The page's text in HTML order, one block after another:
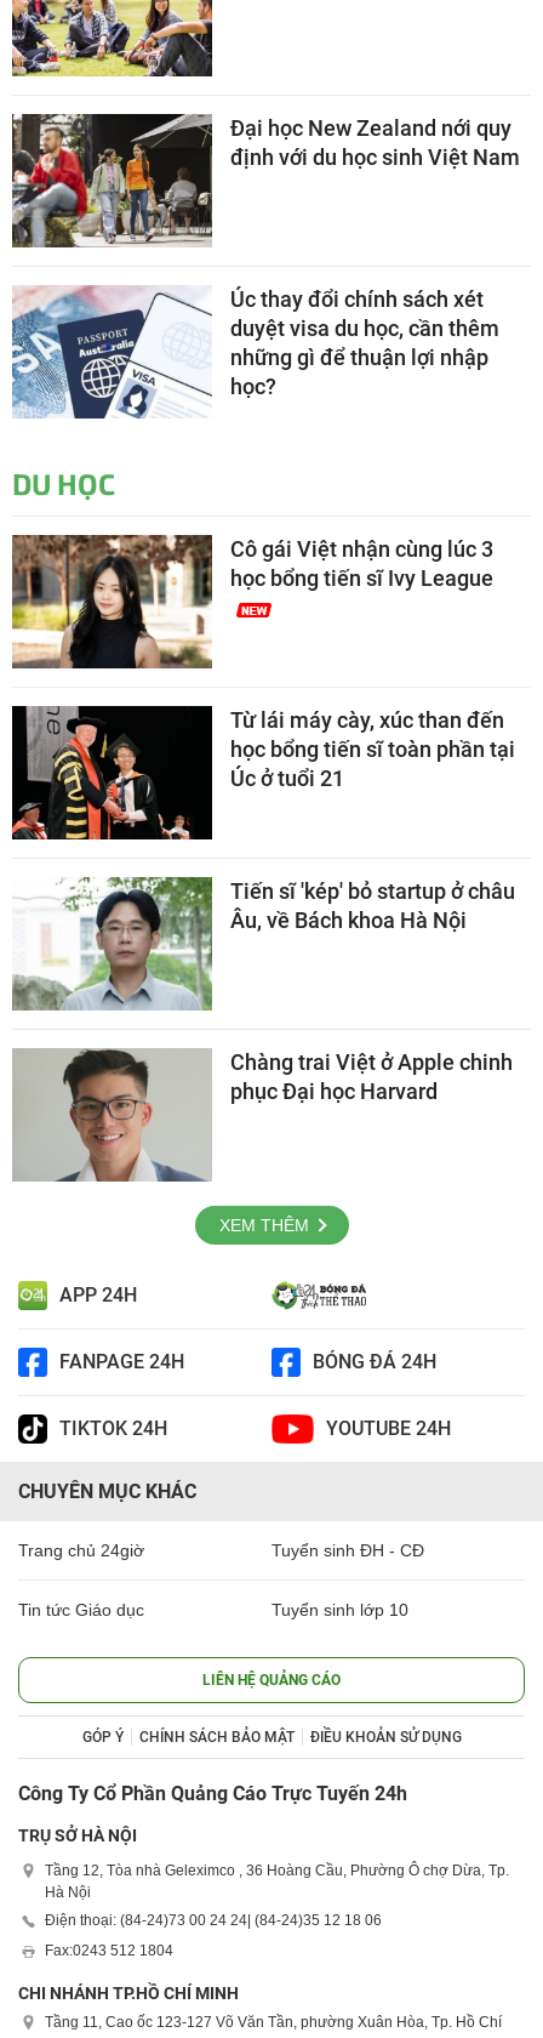
Đại học New Zealand nới quy
định với du học sinh Việt Nam
Úc thay đổi chính sách xét
duyệt visa du học, cần thêm
những gì để thuận lợi nhập
học?
DU HỌC
Cô gái Việt nhận cùng lúc 3
học bổng tiến sĩ Ivy League
Từ lái máy cày, xúc than đến
học bổng tiến sĩ toàn phần tại
Úc ở tuổi 21
Tiến sĩ 'kép' bỏ startup ở châu
Âu, về Bách khoa Hà Nội
Chàng trai Việt ở Apple chinh
phục Đại học Harvard
XEM THÊM
APP 24H
FANPAGE 24H BÓNG ĐÁ 24H
TIKTOK 24H YOUTUBE 24H
CHUYÊN MỤC KHÁC
Trang chủ 24giờ Tuyển sinh ĐH - CĐ
Tin tức Giáo dục Tuyển sinh lớp 10
LIÊN HỆ QUẢNG CÁO
GÓP Ý CHÍNH SÁCH BẢO MẬT ĐIỀU KHOẢN SỬ DỤNG
Công Ty Cổ Phần Quảng Cáo Trực Tuyến 24h
TRỤ SỞ HÀ NỘI
Tầng 12, Tòa nhà Geleximco , 36 Hoàng Cầu, Phường Ô chợ Dừa, Tp.
Hà Nội
Điện thoại: (84-24)73 00 24 24| (84-24)35 12 18 06
Fax:0243 512 1804
CHI NHÁNH TP.HỒ CHÍ MINH
Tầng 11, Cao ốc 123-127 Võ Văn Tần, phường Xuân Hòa, Tp. Hồ Chí